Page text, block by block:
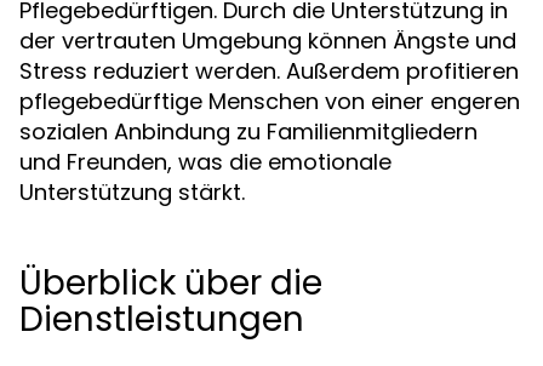
Pflegebedürftigen. Durch die Unterstützung in
der vertrauten Umgebung können Ängste und
Stress reduziert werden. Außerdem profitieren
pflegebedürftige Menschen von einer engeren
sozialen Anbindung zu Familienmitgliedern
und Freunden, was die emotionale
Unterstützung stärkt.
Überblick über die
Dienstleistungen